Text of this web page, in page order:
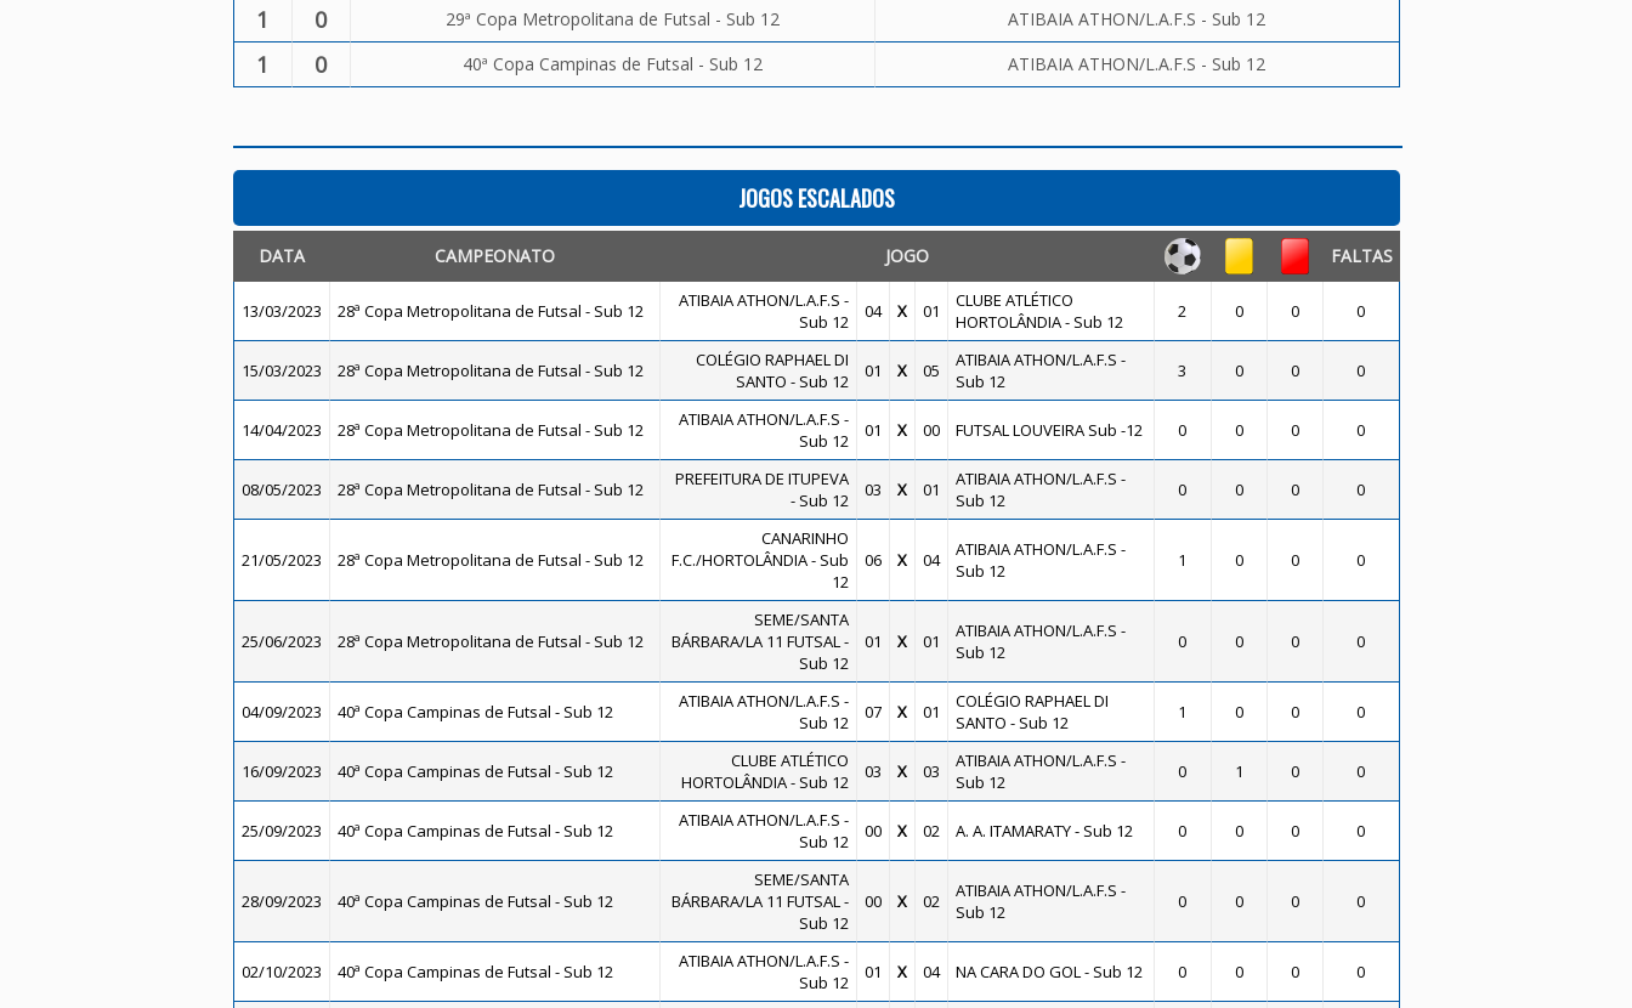
1 0 29ª Copa Metropolitana de Futsal - Sub 12 ATIBAIA ATHON/L.A.F.S - Sub 12
1 0 40ª Copa Campinas de Futsal - Sub 12 ATIBAIA ATHON/L.A.F.S - Sub 12
JOGOS ESCALADOS
DATA CAMPEONATO JOGO FALTAS
13/03/2023 28ª Copa Metropolitana de Futsal - Sub 12
ATIBAIA ATHON/L.A.F.S -
Sub 12
04 X 01
CLUBE ATLÉTICO
HORTOLÂNDIA - Sub 12
2 0 0 0
15/03/2023 28ª Copa Metropolitana de Futsal - Sub 12
COLÉGIO RAPHAEL DI
SANTO - Sub 12
01 X 05
ATIBAIA ATHON/L.A.F.S -
Sub 12
3 0 0 0
14/04/2023 28ª Copa Metropolitana de Futsal - Sub 12
ATIBAIA ATHON/L.A.F.S -
Sub 12
01 X 00 FUTSAL LOUVEIRA Sub -12 0 0 0 0
08/05/2023 28ª Copa Metropolitana de Futsal - Sub 12
PREFEITURA DE ITUPEVA
- Sub 12
03 X 01
ATIBAIA ATHON/L.A.F.S -
Sub 12
0 0 0 0
21/05/2023 28ª Copa Metropolitana de Futsal - Sub 12
CANARINHO
F.C./HORTOLÂNDIA - Sub
12
06 X 04
ATIBAIA ATHON/L.A.F.S -
Sub 12
1 0 0 0
25/06/2023 28ª Copa Metropolitana de Futsal - Sub 12
SEME/SANTA
BÁRBARA/LA 11 FUTSAL -
Sub 12
01 X 01
ATIBAIA ATHON/L.A.F.S -
Sub 12
0 0 0 0
04/09/2023 40ª Copa Campinas de Futsal - Sub 12
ATIBAIA ATHON/L.A.F.S -
Sub 12
07 X 01
COLÉGIO RAPHAEL DI
SANTO - Sub 12
1 0 0 0
16/09/2023 40ª Copa Campinas de Futsal - Sub 12
CLUBE ATLÉTICO
HORTOLÂNDIA - Sub 12
03 X 03
ATIBAIA ATHON/L.A.F.S -
Sub 12
0 1 0 0
25/09/2023 40ª Copa Campinas de Futsal - Sub 12
ATIBAIA ATHON/L.A.F.S -
Sub 12
00 X 02 A. A. ITAMARATY - Sub 12 0 0 0 0
28/09/2023 40ª Copa Campinas de Futsal - Sub 12
SEME/SANTA
BÁRBARA/LA 11 FUTSAL -
Sub 12
00 X 02
ATIBAIA ATHON/L.A.F.S -
Sub 12
0 0 0 0
02/10/2023 40ª Copa Campinas de Futsal - Sub 12
ATIBAIA ATHON/L.A.F.S -
Sub 12
01 X 04 NA CARA DO GOL - Sub 12 0 0 0 0